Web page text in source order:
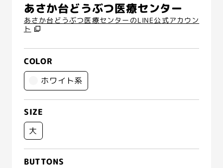
あさか台どうぶつ医療センター
あさか台どうぶつ医療センターのLINE公式アカウン
ト
COLOR
ホワイト系
SIZE
大
BUTTONS